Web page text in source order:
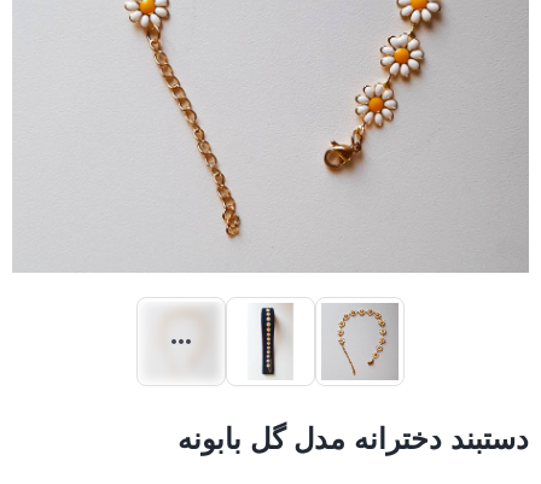
دستبند دخترانه مدل گل بابونه